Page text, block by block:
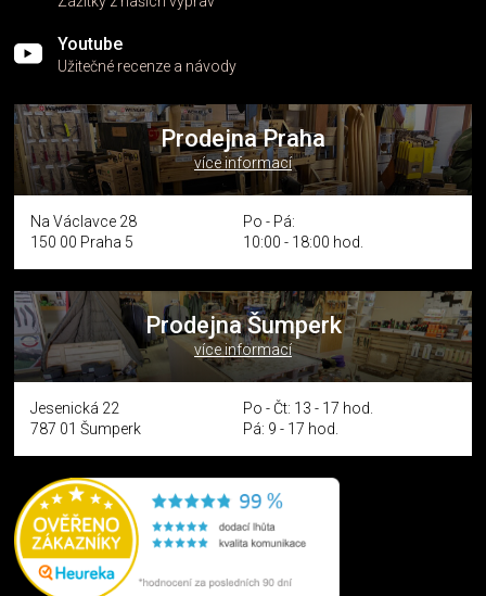
Youtube
Užitečné recenze a návody
Prodejna Praha
více informací
Na Václavce 28
150 00 Praha 5
Po - Pá:
10:00 - 18:00 hod.
Prodejna Šumperk
více informací
Jesenická 22
787 01 Šumperk
Po - Čt: 13 - 17 hod.
Pá: 9 - 17 hod.